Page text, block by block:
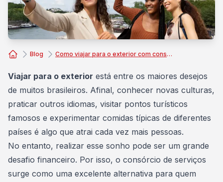
Blog Como viajar para o exterior com consórcio?
Viajar para o exterior está entre os maiores desejos
de muitos brasileiros. Afinal, conhecer novas culturas,
praticar outros idiomas, visitar pontos turísticos
famosos e experimentar comidas típicas de diferentes
países é algo que atrai cada vez mais pessoas.
No entanto, realizar esse sonho pode ser um grande
desafio financeiro. Por isso, o consórcio de serviços
surge como uma excelente alternativa para quem